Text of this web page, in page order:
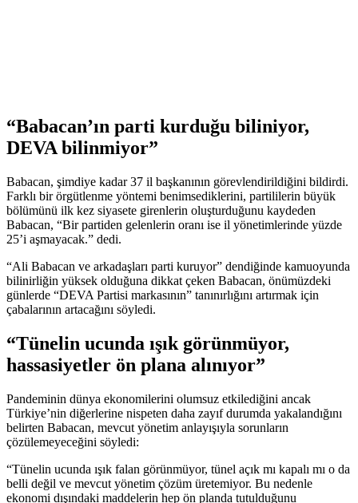
“Babacan’ın parti kurduğu biliniyor,
DEVA bilinmiyor”
Babacan, şimdiye kadar 37 il başkanının görevlendirildiğini bildirdi.
Farklı bir örgütlenme yöntemi benimsediklerini, partililerin büyük
bölümünü ilk kez siyasete girenlerin oluşturduğunu kaydeden
Babacan, “Bir partiden gelenlerin oranı ise il yönetimlerinde yüzde
25’i aşmayacak.” dedi.
“Ali Babacan ve arkadaşları parti kuruyor” dendiğinde kamuoyunda
bilinirliğin yüksek olduğuna dikkat çeken Babacan, önümüzdeki
günlerde “DEVA Partisi markasının” tanınırlığını artırmak için
çabalarının artacağını söyledi.
“Tünelin ucunda ışık görünmüyor,
hassasiyetler ön plana alınıyor”
Pandeminin dünya ekonomilerini olumsuz etkilediğini ancak
Türkiye’nin diğerlerine nispeten daha zayıf durumda yakalandığını
belirten Babacan, mevcut yönetim anlayışıyla sorunların
çözülemeyeceğini söyledi:
“Tünelin ucunda ışık falan görünmüyor, tünel açık mı kapalı mı o da
belli değil ve mevcut yönetim çözüm üretemiyor. Bu nedenle
ekonomi dışındaki maddelerin hep ön planda tutulduğunu